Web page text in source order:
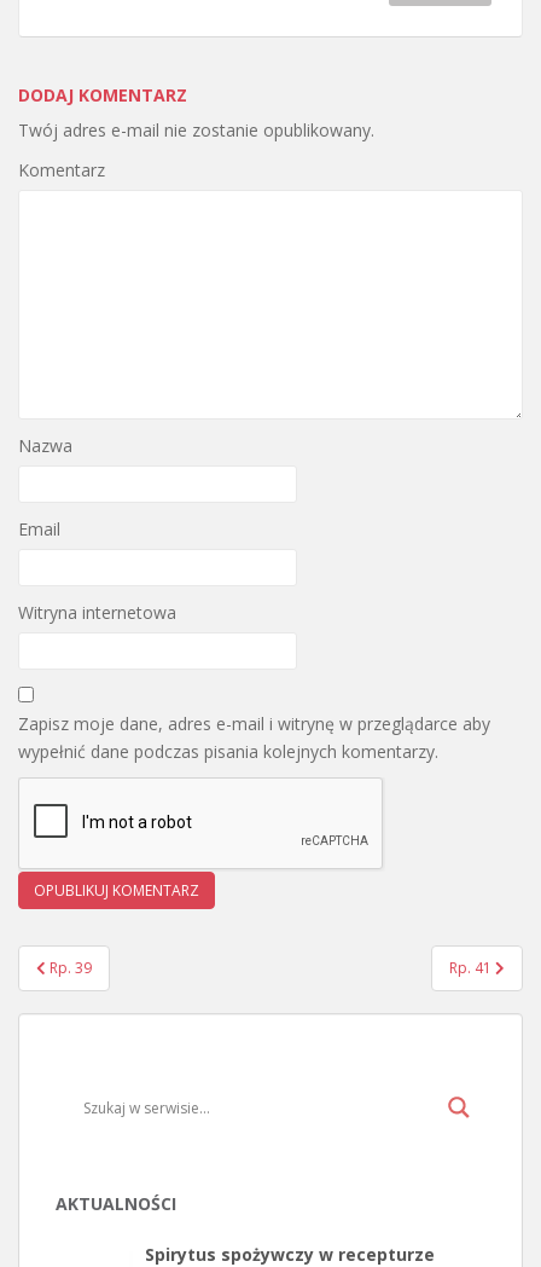
DODAJ KOMENTARZ
Twój adres e-mail nie zostanie opublikowany.
Komentarz
Nazwa
Email
Witryna internetowa
Zapisz moje dane, adres e-mail i witrynę w przeglądarce aby
wypełnić dane podczas pisania kolejnych komentarzy.
Nawigacja wpisu
Rp. 39 Rp. 41
AKTUALNOŚCI
Spirytus spożywczy w recepturze